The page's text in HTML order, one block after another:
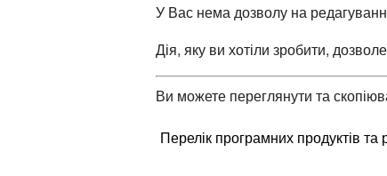
У Вас нема дозволу на
Дія, яку ви хотіли зробити,
Ви можете переглянути та